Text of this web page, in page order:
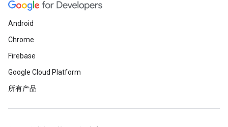
Android
Chrome
Firebase
Google Cloud Platform
所有产品